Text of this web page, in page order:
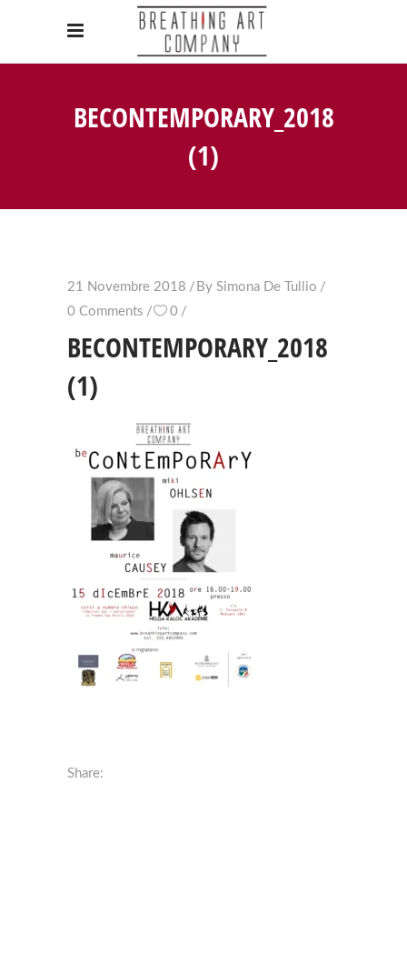
BECONTEMPORARY_2018
(1)
21 Novembre 2018 By Simona De Tullio
0 Comments
0
BECONTEMPORARY_2018
(1)
Share: